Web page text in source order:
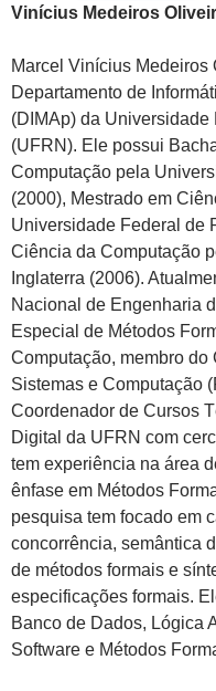
Vinícius Medeiros
Marcel Vinícius Medeiros
Departamento de
(DIMAp) da
(UFRN). Ele possui
Computação pela
(2000), Mestrado em
Universidade Federal de
Ciência da Computação
Inglaterra (2006).
Nacional de Engenharia
Especial de Métodos
Computação, membro
Sistemas e Computação
Coordenador de Cursos
Digital da UFRN com
tem experiência na área
ênfase em Métodos
pesquisa tem focado em
concorrência, semântica
de métodos formais e
especificações formais.
Banco de Dados, Lógica
Software e Métodos